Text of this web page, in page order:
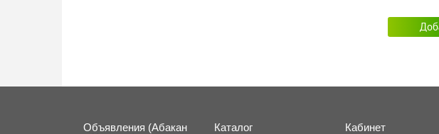
Объявления (Абакан
Каталог Кабинет